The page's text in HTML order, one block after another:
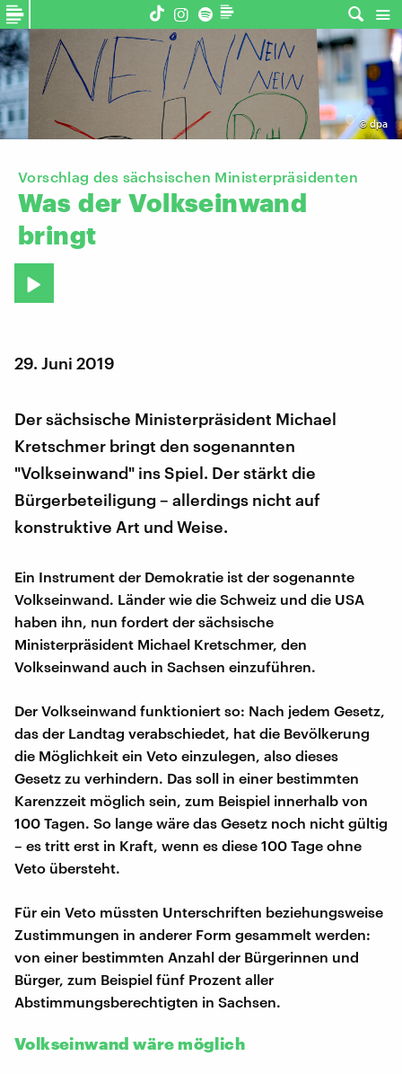
©dpa
Vorschlag des sächsischen Ministerpräsidenten
Was der Volkseinwand
bringt
29. Juni 2019
Der sächsische Ministerpräsident Michael
Kretschmer bringt den sogenannten
"Volkseinwand" ins Spiel. Der stärkt die
Bürgerbeteiligung – allerdings nicht auf
konstruktive Art und Weise.
Ein Instrument der Demokratie ist der sogenannte
Volkseinwand. Länder wie die Schweiz und die USA
haben ihn, nun fordert der sächsische
Ministerpräsident Michael Kretschmer, den
Volkseinwand auch in Sachsen einzuführen.
Der Volkseinwand funktioniert so: Nach jedem Gesetz,
das der Landtag verabschiedet, hat die Bevölkerung
die Möglichkeit ein Veto einzulegen, also dieses
Gesetz zu verhindern. Das soll in einer bestimmten
Karenzzeit möglich sein, zum Beispiel innerhalb von
100 Tagen. So lange wäre das Gesetz noch nicht gültig
– es tritt erst in Kraft, wenn es diese 100 Tage ohne
Veto übersteht.
Für ein Veto müssten Unterschriften beziehungsweise
Zustimmungen in anderer Form gesammelt werden:
von einer bestimmten Anzahl der Bürgerinnen und
Bürger, zum Beispiel fünf Prozent aller
Abstimmungsberechtigten in Sachsen.
Volkseinwand wäre möglich